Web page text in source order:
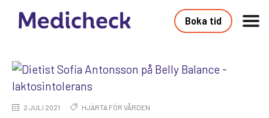
Boka tid
2 JULI 2021 HJÄRTA FÖR VÅRDEN